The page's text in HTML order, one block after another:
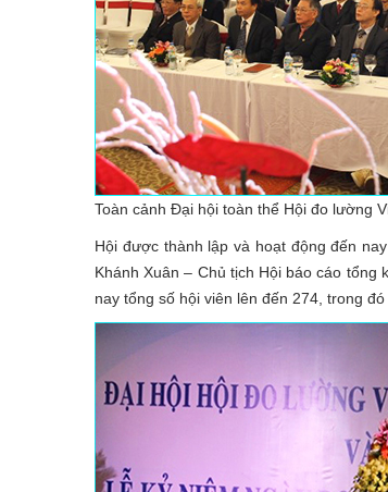
Toàn cảnh Đại hội toàn thể Hội đo lường
Hội được thành lập và hoạt động đến
Khánh Xuân – Chủ tịch Hội báo cáo
nay tổng số hội viên lên đến 274, trong